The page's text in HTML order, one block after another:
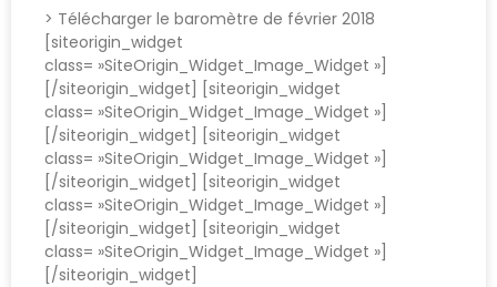
> Télécharger le baromètre de février 2018
[siteorigin_widget
class= »SiteOrigin_Widget_Image_Widget »]
[/siteorigin_widget] [siteorigin_widget
class= »SiteOrigin_Widget_Image_Widget »]
[/siteorigin_widget] [siteorigin_widget
class= »SiteOrigin_Widget_Image_Widget »]
[/siteorigin_widget] [siteorigin_widget
class= »SiteOrigin_Widget_Image_Widget »]
[/siteorigin_widget] [siteorigin_widget
class= »SiteOrigin_Widget_Image_Widget »]
[/siteorigin_widget]